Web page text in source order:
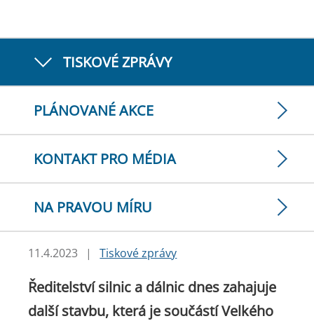
TISKOVÉ ZPRÁVY
PLÁNOVANÉ AKCE
KONTAKT PRO MÉDIA
NA PRAVOU MÍRU
11.4.2023 | Tiskové zprávy
Ředitelství silnic a dálnic dnes zahajuje
další stavbu, která je součástí Velkého